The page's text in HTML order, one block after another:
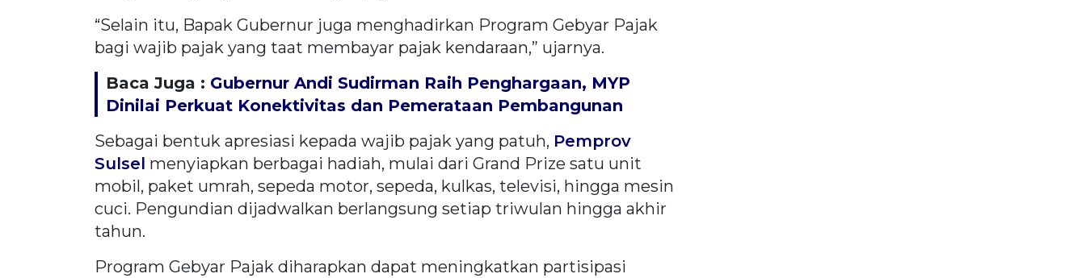
“Selain itu, Bapak Gubernur juga menghadirkan Program Gebyar Pajak
bagi wajib pajak yang taat membayar pajak kendaraan,” ujarnya.
Baca Juga : Gubernur Andi Sudirman Raih Penghargaan, MYP
Dinilai Perkuat Konektivitas dan Pemerataan Pembangunan
Sebagai bentuk apresiasi kepada wajib pajak yang patuh, Pemprov
Sulsel menyiapkan berbagai hadiah, mulai dari Grand Prize satu unit
mobil, paket umrah, sepeda motor, sepeda, kulkas, televisi, hingga mesin
cuci. Pengundian dijadwalkan berlangsung setiap triwulan hingga akhir
tahun.
Program Gebyar Pajak diharapkan dapat meningkatkan partisipasi